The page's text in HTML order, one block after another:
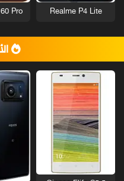
Realme P4 Lite
Pro